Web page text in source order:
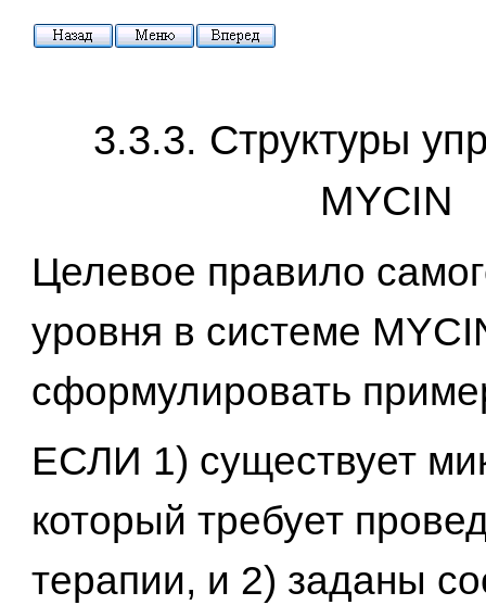
3.3.3. Структуры
MYCIN
Целевое правило
уровня в системе
сформулировать
ЕСЛИ 1) существует
который требует
терапии, и 2) заданы